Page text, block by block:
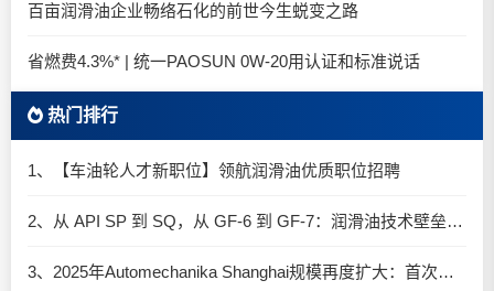
百亩润滑油企业畅络石化的前世今生蜕变之路
省燃费4.3%* | 统一PAOSUN 0W-20用认证和标准说话
热门排行
1、【车油轮人才新职位】领航润滑油优质职位招聘
2、从 API SP 到 SQ，从 GF-6 到 GF-7：润滑油技术壁垒再升高，你准备好了吗？
3、2025年Automechanika Shanghai规模再度扩大：首次启用国家会展中心（上海）全部15个展馆